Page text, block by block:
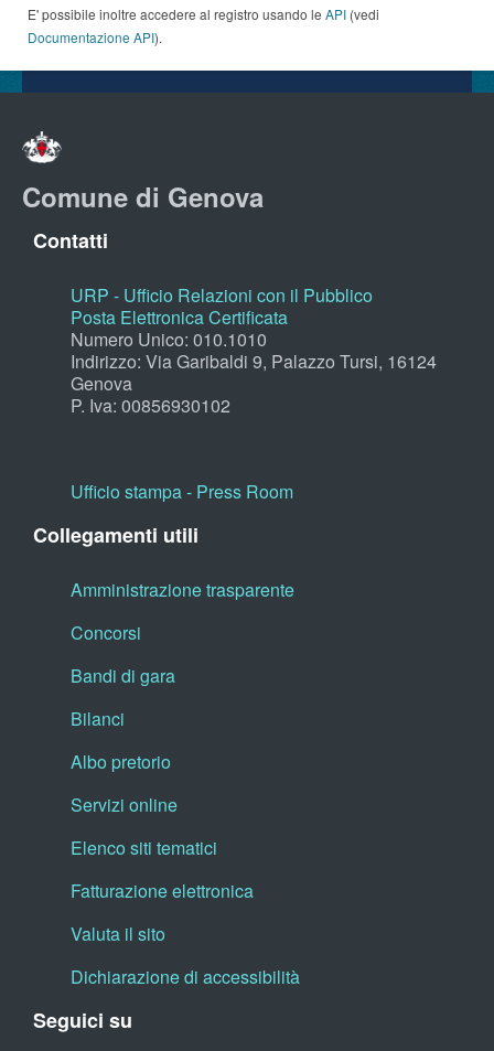
E' possibile inoltre accedere al registro usando le API (vedi
Documentazione API).
Comune di Genova
Contatti
URP - Ufficio Relazioni con il Pubblico
Posta Elettronica Certificata
Numero Unico: 010.1010
Indirizzo: Via Garibaldi 9, Palazzo Tursi, 16124
Genova
P. Iva: 00856930102
Ufficio stampa - Press Room
Collegamenti utili
Amministrazione trasparente
Concorsi
Bandi di gara
Bilanci
Albo pretorio
Servizi online
Elenco siti tematici
Fatturazione elettronica
Valuta il sito
Dichiarazione di accessibilità
Seguici su